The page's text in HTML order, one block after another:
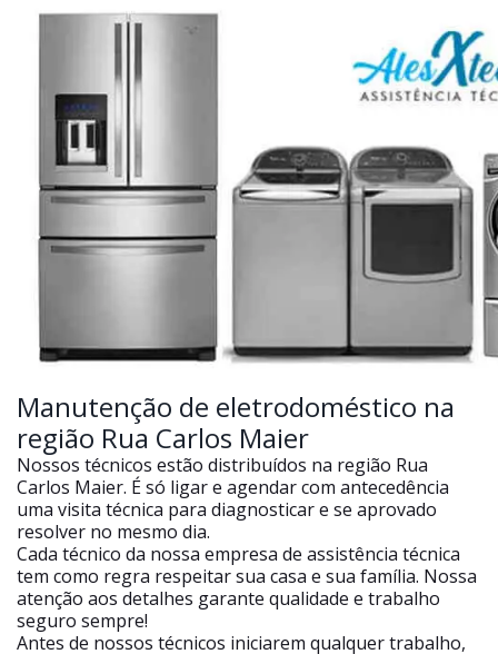
Manutenção de eletrodoméstico na
região Rua Carlos Maier
Nossos técnicos estão distribuídos na região Rua
Carlos Maier. É só ligar e agendar com antecedência
uma visita técnica para diagnosticar e se aprovado
resolver no mesmo dia.
Cada técnico da nossa empresa de assistência técnica
tem como regra respeitar sua casa e sua família. Nossa
atenção aos detalhes garante qualidade e trabalho
seguro sempre!
Antes de nossos técnicos iniciarem qualquer trabalho,